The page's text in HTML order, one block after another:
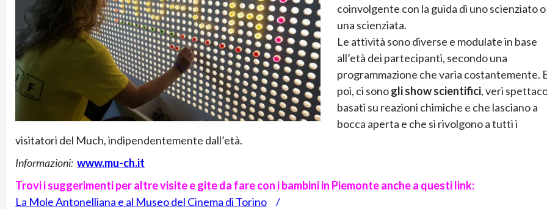
coinvolgente con la guida di uno scienziato o
una scienziata.
Le attività sono diverse e modulate in base
all’età dei partecipanti, secondo una
programmazione che varia costantemente.
poi, ci sonogli show scientifici, veri
basati su reazioni chimiche e che lasciano a
bocca aperta e che si rivolgono a tutti i
visitatori del Much, indipendentemente dall’età.
Informazioni: www.mu-ch.it
Trovi i suggerimenti per altre visite e gite da fare con i bambini in Piemonte anche a questi link:
La Mole Antonelliana e al Museo del Cinema di Torino /